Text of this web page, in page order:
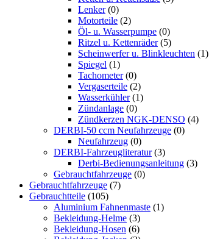
Lenker (0)
Motorteile (2)
Öl- u. Wasserpumpe (0)
Ritzel u. Kettenräder (5)
Scheinwerfer u. Blinkleuchten (1)
Spiegel (1)
Tachometer (0)
Vergaserteile (2)
Wasserkühler (1)
Zündanlage (0)
Zündkerzen NGK-DENSO (4)
DERBI-50 ccm Neufahrzeuge (0)
Neufahrzeug (0)
DERBI-Fahrzeugliteratur (3)
Derbi-Bedienungsanleitung (3)
Gebrauchtfahrzeuge (0)
Gebrauchtfahrzeuge (7)
Gebrauchtteile (105)
Aluminium Fahnenmaste (1)
Bekleidung-Helme (3)
Bekleidung-Hosen (6)